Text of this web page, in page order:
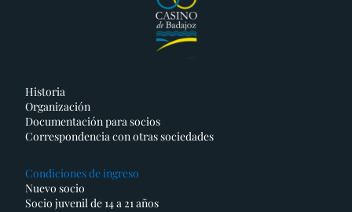
Historia
Organización
Documentación para socios
Correspondencia con otras sociedades
Condiciones de ingreso
Nuevo socio
Socio juvenil de 14 a 21 años